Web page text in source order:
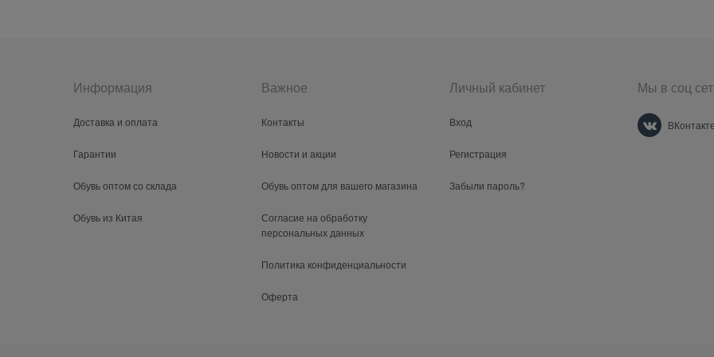
Информация
Доставка и оплата
Гарантии
Обувь оптом со склада
Обувь из Китая
Важное
Контакты
Новости и акции
Обувь оптом для вашего магазина
Согласие на обработку
персональных данных
Политика конфиденциальности
Оферта
Личный кабинет
Вход
Регистрация
Забыли пароль?
Мы в соц